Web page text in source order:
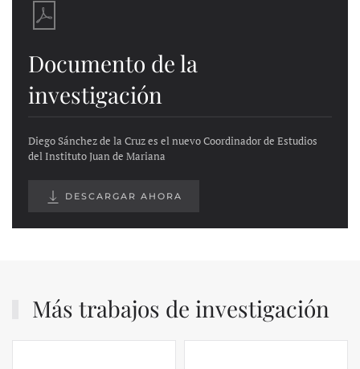
Documento de la
investigación
Diego Sánchez de la Cruz es el nuevo Coordinador de Estudios
del Instituto Juan de Mariana
DESCARGAR AHORA
Más trabajos de investigación